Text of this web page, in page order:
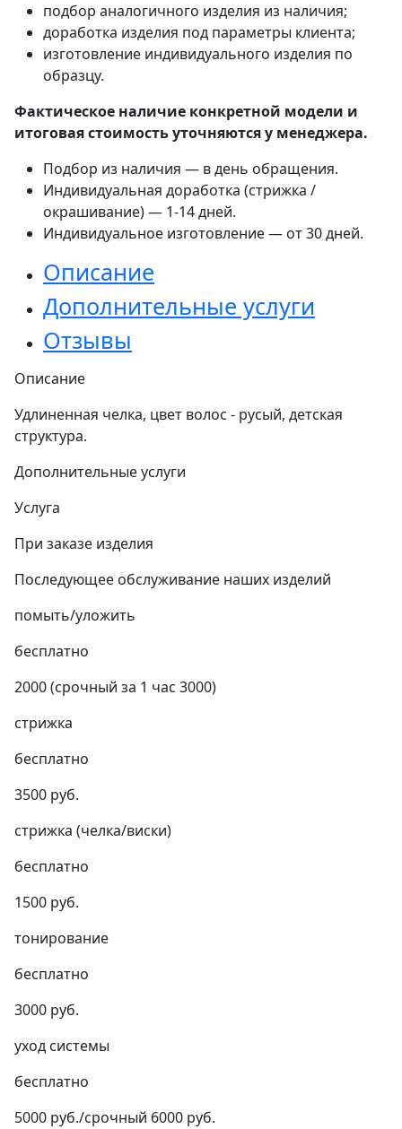
подбор аналогичного изделия из наличия;
доработка изделия под параметры клиента;
изготовление индивидуального изделия по
образцу.
Фактическое наличие конкретной модели и
итоговая стоимость уточняются у менеджера.
Подбор из наличия — в день обращения.
Индивидуальная доработка (стрижка /
окрашивание) — 1-14 дней.
Индивидуальное изготовление — от 30 дней.
Описание
Дополнительные услуги
Отзывы
Описание
Удлиненная челка, цвет волос - русый, детская
структура.
Дополнительные услуги
Услуга
При заказе изделия
Последующее обслуживание наших изделий
помыть/уложить
бесплатно
2000 (срочный за 1 час 3000)
стрижка
бесплатно
3500 руб.
стрижка (челка/виски)
бесплатно
1500 руб.
тонирование
бесплатно
3000 руб.
уход системы
бесплатно
5000 руб./срочный 6000 руб.